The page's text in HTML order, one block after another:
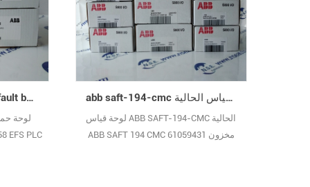
abb saft-158-efs earth fault board board abb saft 158 ​​efs plc 5760748-3h stromberg abb saft-194-cmc لوحة القياس الحالية abb saft 194 cmc 61059431
لوحة قياس ABB SAFT-194-CMC الحالية
ABB SAFT 194 CMC 61059431 مخزون